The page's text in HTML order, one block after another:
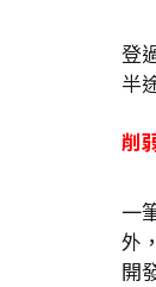
登
半
削
一
外
開